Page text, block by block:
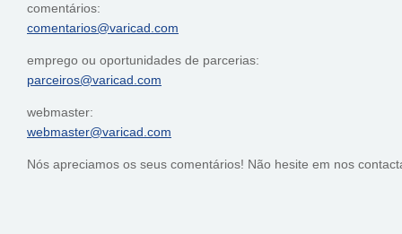
comentários:
comentarios@varicad.com
emprego ou oportunidades de parcerias:
parceiros@varicad.com
webmaster:
webmaster@varicad.com
Nós apreciamos os seus comentários! Não hesite em nos